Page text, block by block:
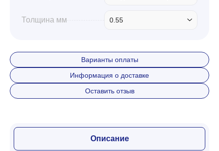
Толщина мм 0.55
Варианты оплаты
Информация о доставке
Оставить отзыв
Описание